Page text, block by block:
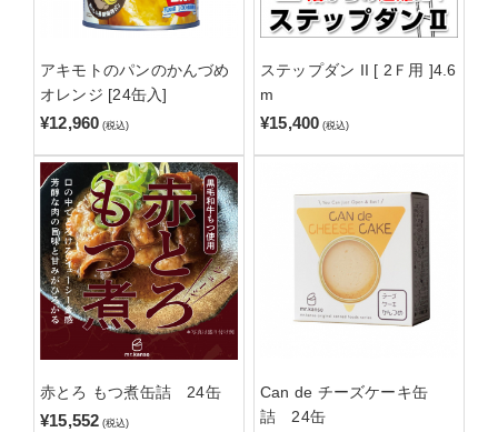
アキモトのパンのかんづめ
オレンジ [24缶入]
¥12,960 (税込)
ステップダン II [ 2Ｆ用 ]4.6
m
¥15,400 (税込)
赤とろ もつ煮缶詰 24缶
¥15,552 (税込)
Can de チーズケーキ缶
詰 24缶